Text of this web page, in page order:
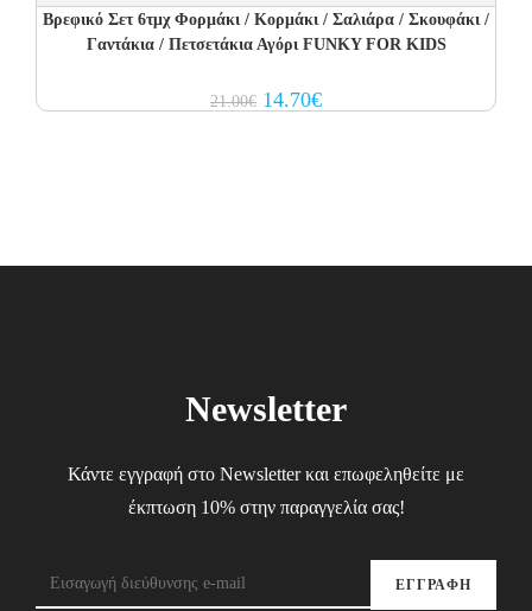
Βρεφικό Σετ 6τμχ Φορμάκι / Κορμάκι / Σαλιάρα / Σκουφάκι /
Γαντάκια / Πετσετάκια Αγόρι FUNKY FOR KIDS
21.00€ Original
price
14.70€Current
price
Newsletter
Κάντε εγγραφή στο Newsletter και επωφεληθείτε με
έκπτωση 10% στην παραγγελία σας!
ΕΓΓΡΑΦΗ